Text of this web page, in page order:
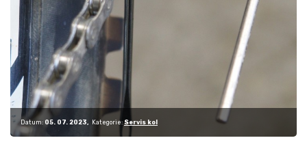
Datum: 05. 07. 2023 Kategorie: Servis kol